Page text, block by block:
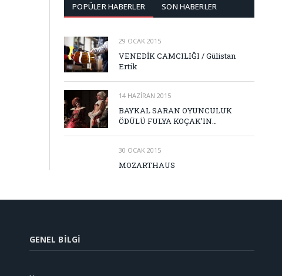
POPÜLER HABERLER SON HABERLER
29 OCAK 2015
VENEDİK CAMCILIĞI / Gülistan
Ertik
14 HAZIRAN 2015
BAYKAL SARAN OYUNCULUK
ÖDÜLÜ FULYA KOÇAK’IN…
30 OCAK 2015
MOZARTHAUS
GENEL BILGI